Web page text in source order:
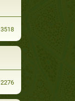
3518
2276